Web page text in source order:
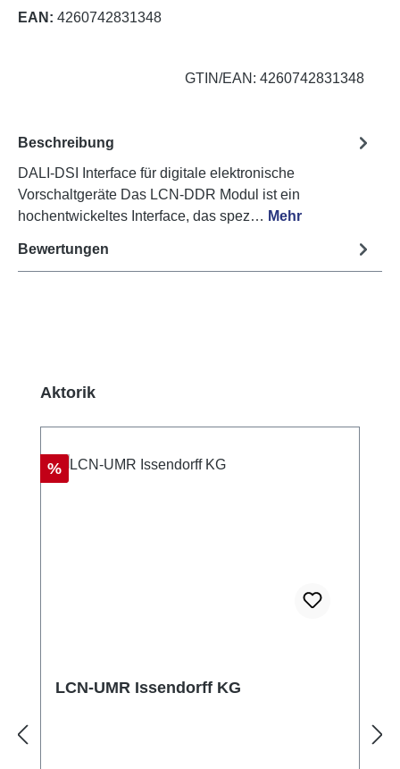
EAN: 4260742831348
GTIN/EAN: 4260742831348
Beschreibung
DALI-DSI Interface für digitale elektronische
Vorschaltgeräte Das LCN-DDR Modul ist ein
hochentwickeltes Interface, das spez… Mehr
Bewertungen
Produktgalerie überspringen
Aktorik
Rabatt
%
LCN-UMR Issendorff KG